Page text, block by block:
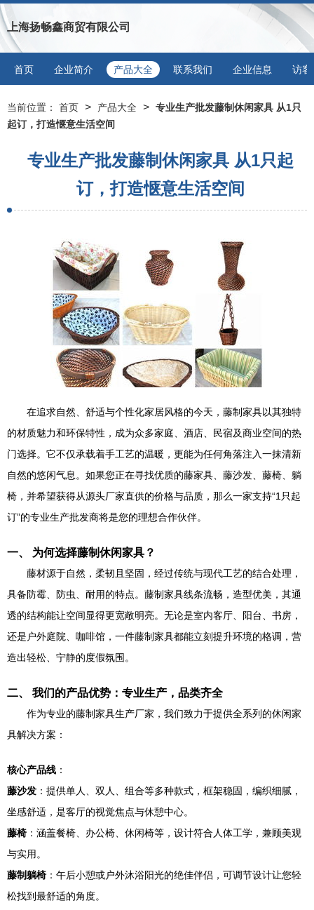
上海扬畅鑫商贸有限公司
首页 企业简介 产品大全 联系我们 企业信息 访客
当前位置： 首页 > 产品大全 > 专业生产批发藤制休闲家具 从1只
起订，打造惬意生活空间
专业生产批发藤制休闲家具 从1只起
订，打造惬意生活空间
在追求自然、舒适与个性化家居风格的今天，藤制家具以其独特
的材质魅力和环保特性，成为众多家庭、酒店、民宿及商业空间的热
门选择。它不仅承载着手工艺的温暖，更能为任何角落注入一抹清新
自然的悠闲气息。如果您正在寻找优质的藤家具、藤沙发、藤椅、躺
椅，并希望获得从源头厂家直供的价格与品质，那么一家支持“1只起
订”的专业生产批发商将是您的理想合作伙伴。
一、 为何选择藤制休闲家具？
藤材源于自然，柔韧且坚固，经过传统与现代工艺的结合处理，
具备防霉、防虫、耐用的特点。藤制家具线条流畅，造型优美，其通
透的结构能让空间显得更宽敞明亮。无论是室内客厅、阳台、书房，
还是户外庭院、咖啡馆，一件藤制家具都能立刻提升环境的格调，营
造出轻松、宁静的度假氛围。
二、 我们的产品优势：专业生产，品类齐全
作为专业的藤制家具生产厂家，我们致力于提供全系列的休闲家
具解决方案：
核心产品线 ：
藤沙发 ：提供单人、双人、组合等多种款式，框架稳固，编织细腻，
坐感舒适，是客厅的视觉焦点与休憩中心。
藤椅 ：涵盖餐椅、办公椅、休闲椅等，设计符合人体工学，兼顾美观
与实用。
藤制躺椅 ：午后小憩或户外沐浴阳光的绝佳伴侣，可调节设计让您轻
松找到最舒适的角度。